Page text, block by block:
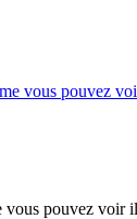
pouvez voir